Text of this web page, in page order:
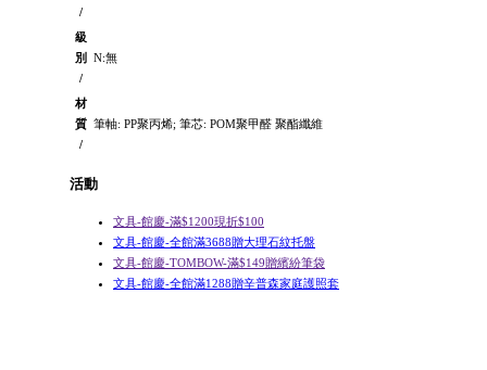
/
級
別
/
N:無
材
質
/
筆軸: PP聚丙烯; 筆芯: POM聚甲醛 聚酯纖維
活動
文具-館慶-滿$1200現折$100
文具-館慶-全館滿3688贈大理石紋托盤
文具-館慶-TOMBOW-滿$149贈繽紛筆袋
文具-館慶-全館滿1288贈辛普森家庭護照套